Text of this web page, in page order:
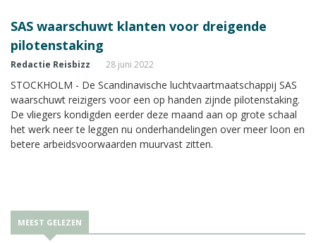
SAS waarschuwt klanten voor dreigende
pilotenstaking
Redactie Reisbizz 28 juni 2022
STOCKHOLM - De Scandinavische luchtvaartmaatschappij SAS
waarschuwt reizigers voor een op handen zijnde pilotenstaking.
De vliegers kondigden eerder deze maand aan op grote schaal
het werk neer te leggen nu onderhandelingen over meer loon en
betere arbeidsvoorwaarden muurvast zitten.
MEEST GELEZEN